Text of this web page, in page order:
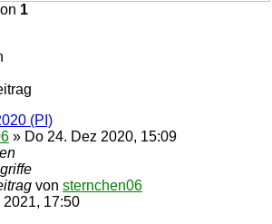
1
(PI)
» Do 24. Dez 2020, 15:09
von sternchen06
2021, 17:50